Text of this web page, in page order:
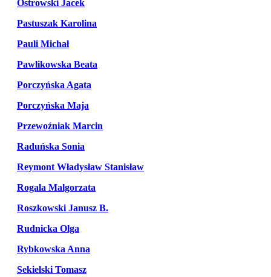
Ostrowski Jacek
Pastuszak Karolina
Pauli Michał
Pawlikowska Beata
Porczyńska Agata
Porczyńska Maja
Przewoźniak Marcin
Raduńska Sonia
Reymont Władysław Stanisław
Rogala Malgorzata
Roszkowski Janusz B.
Rudnicka Olga
Rybkowska Anna
Sekielski Tomasz